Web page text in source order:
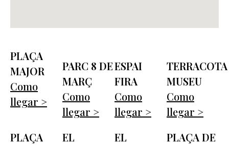
PLAÇA
MAJOR
Como
llegar >
PARC 8 DE
MARÇ
Como
llegar >
ESPAI
FIRA
Como
llegar >
TERRACOTA
MUSEU
Como
llegar >
PLAÇA
EL
EL
PLAÇA DE